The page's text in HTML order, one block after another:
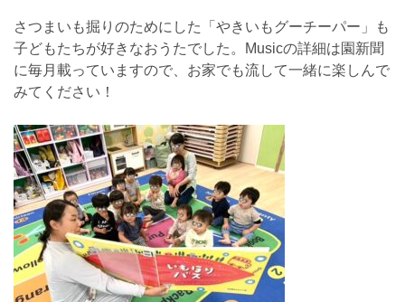
さつまいも掘りのためにした「やきいもグーチーパー」も
子どもたちが好きなおうたでした。Musicの詳細は園新聞
に毎月載っていますので、お家でも流して一緒に楽しんで
みてください！